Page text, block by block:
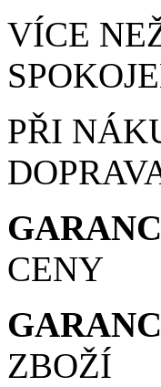
VÍCE
PŘI
CENY
ZBOŽÍ